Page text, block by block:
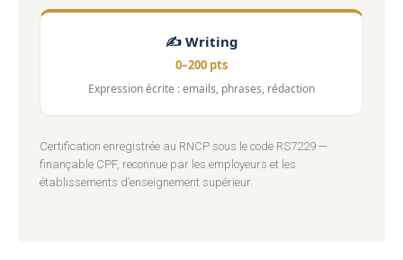
✍️ Writing
0–200 pts
Expression écrite : emails, phrases, rédaction
Certification enregistrée au RNCP sous le code RS7229 —
finançable CPF, reconnue par les employeurs et les
établissements d’enseignement supérieur.